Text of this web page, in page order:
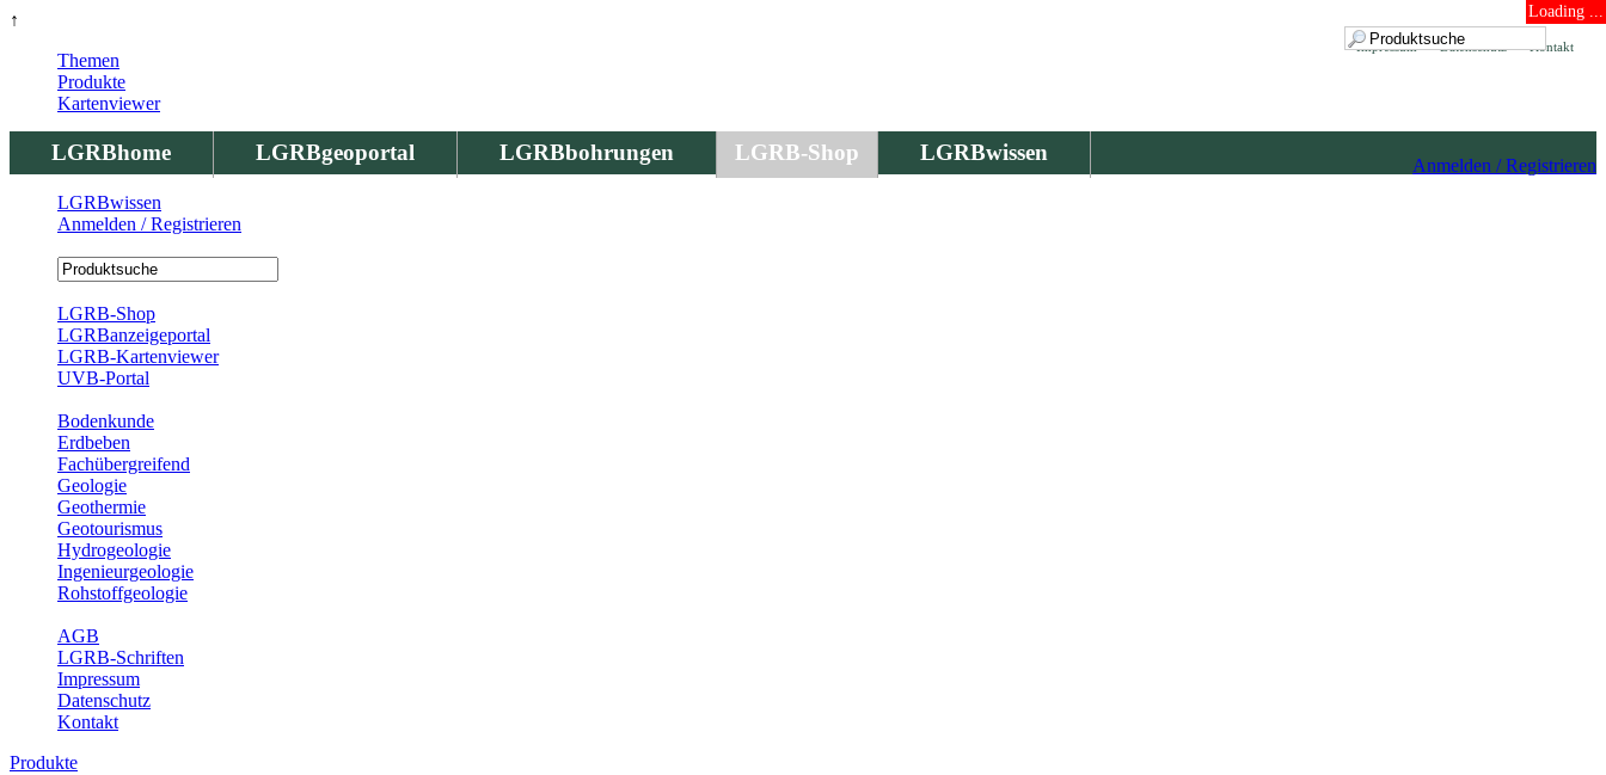
↑ Loading ...
Kontakt
Datenschutz
Impressum
LGRBhome LGRBgeoportal LGRBbohrungen LGRB-Shop LGRBwissen
Anmelden / Registrieren
Themen
Produkte
Kartenviewer
LGRBwissen
Anmelden / Registrieren
LGRB-Shop
LGRBanzeigeportal
LGRB-Kartenviewer
UVB-Portal
Bodenkunde
Erdbeben
Fachübergreifend
Geologie
Geothermie
Geotourismus
Hydrogeologie
Ingenieurgeologie
Rohstoffgeologie
AGB
LGRB-Schriften
Impressum
Datenschutz
Kontakt
Produkte